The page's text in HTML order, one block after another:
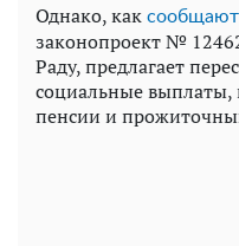
Однако, как сообщают
законопроект №
Раду, предлагает
социальные выплаты,
пенсии и